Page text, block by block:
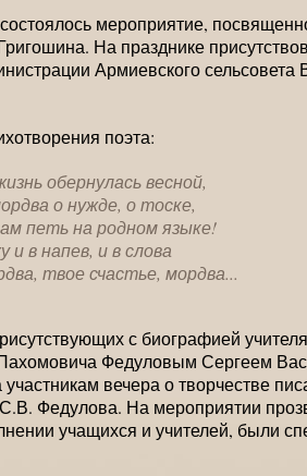
мероприятие,
На празднике
Армиевского сельсовета
поэта:
обернулась весной,
о нужде, о тоске,
петь на родном языке!
и в напев, и в слова
твое счастье, мордва...
с биографией
Федуловым Сергеем
вечера о творчестве
Федулова. На мероприятии
учащихся и учителей, были